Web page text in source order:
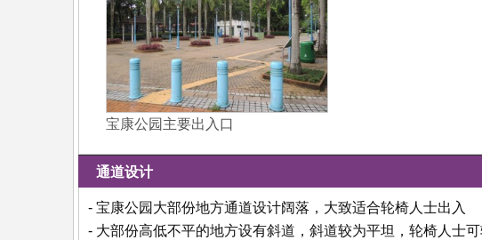
宝康公园主要出入口
通道设计
- 宝康公园大部份地方通道设计阔落，大致适合轮椅人士出入
- 大部份高低不平的地方设有斜道，斜道较为平坦，轮椅人士